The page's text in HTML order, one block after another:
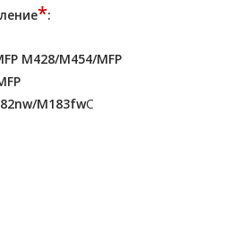
*:
M428/M454/MFP
M183fwC